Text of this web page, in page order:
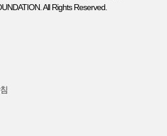
All Rights Reserved.